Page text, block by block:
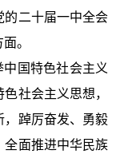
的二十届一中全会
。
国特色社会主义
社会主义思想，
，踔厉奋发、勇毅
全面推进中华民族